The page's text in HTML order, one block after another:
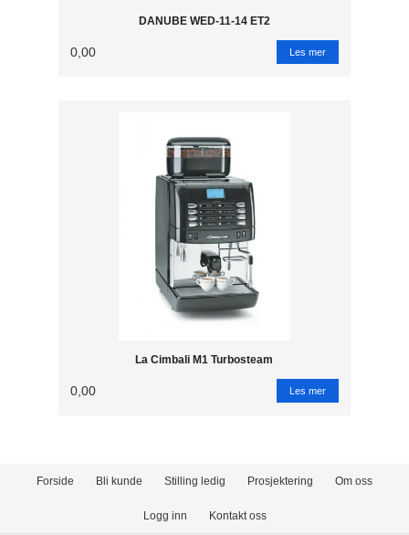
DANUBE WED-11-14 ET2
0,00 Les mer
La Cimbali M1 Turbosteam
0,00 Les mer
Forside Bli kunde Stilling ledig Prosjektering Om oss
Logg inn Kontakt oss